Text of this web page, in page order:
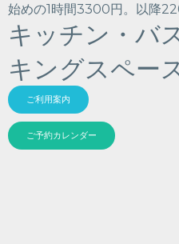
始めの1時間3300円。以降
キッチン・バ
キングスペー
ご利用案内
ご予約カレンダー